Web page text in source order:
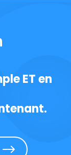
ET en